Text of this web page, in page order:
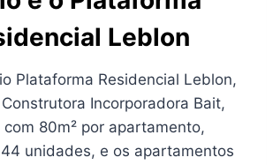
Leblon
Plataforma Residencial Leblon,
Incorporadora Bait,
com 80m² por apartamento,
unidades, e os apartamentos